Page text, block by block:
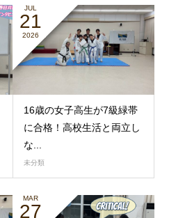
JUL
21
2026
16歳の女子高生が7級緑帯
に合格！高校生活と両立し
な...
未分類
MAR
27